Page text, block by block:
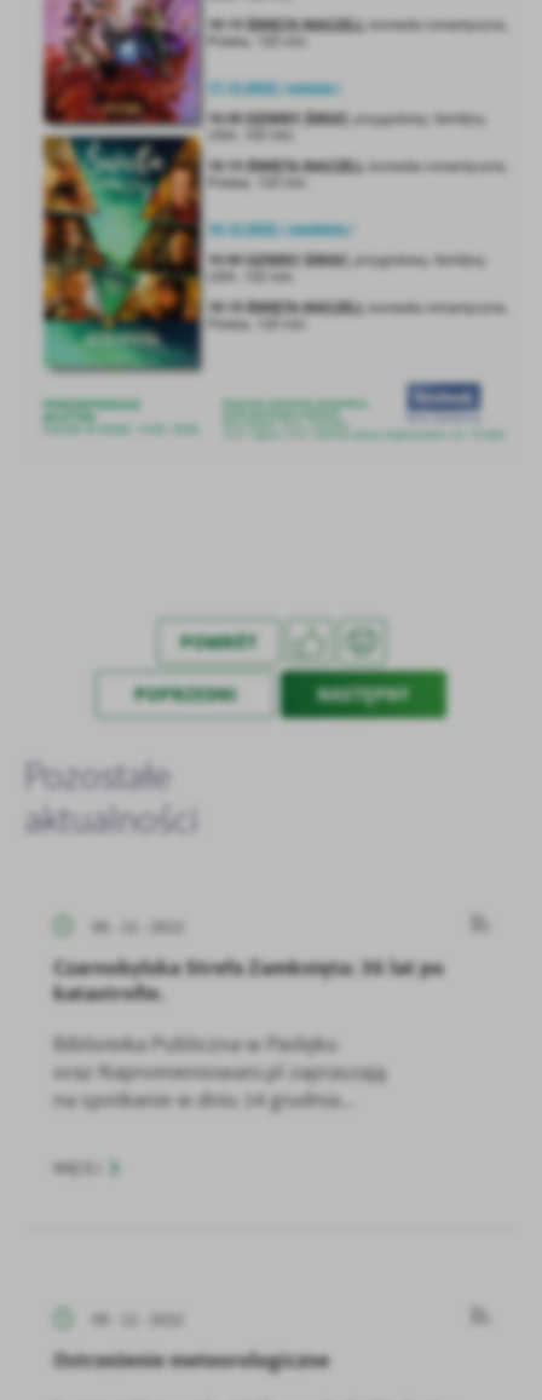
Firmy te działają w charakterze pośredników prezentujących nasze
treści w postaci wiadomości, ofert, komunikatów mediów
społecznościowych.
POWRÓT
POPRZEDNI NASTĘPNY
Pozostałe
aktualności
09 - 12 - 2022
Czarnobylska Strefa Zamknięta: 36 lat po
katastrofie.
Biblioteka Publiczna w Pasłęku
oraz Napromieniowani.pl zapraszają
na spotkanie w dniu 14 grudnia...
09 - 12 - 2022
Ostrzeżenie meteorologiczne